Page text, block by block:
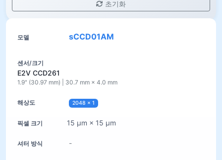
초기화
sCCD01AM
E2V CCD261
1.9" (30.97 mm) | 30.7 mm × 4.0 mm
2048 × 1
15 µm × 15 µm
-